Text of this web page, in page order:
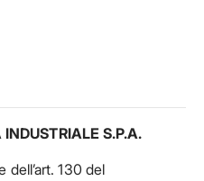
S.P.A.
dell’art. 130 del